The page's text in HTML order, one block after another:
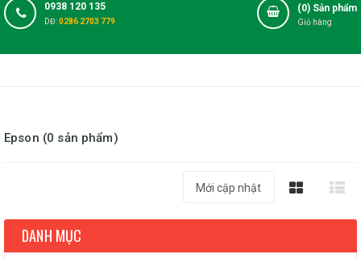
0938 120 135
DĐ:0286 2703 779
(0) Sản phẩm
Giỏ hàng
Epson (0 sản phẩm)
DANH MỤC